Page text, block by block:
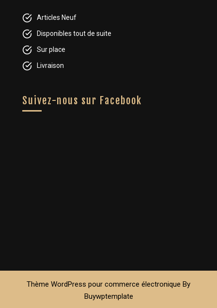
Articles Neuf
Disponibles tout de suite
Sur place
Livraison
Suivez-nous sur Facebook
Thème WordPress pour commerce électronique By
Buywptemplate